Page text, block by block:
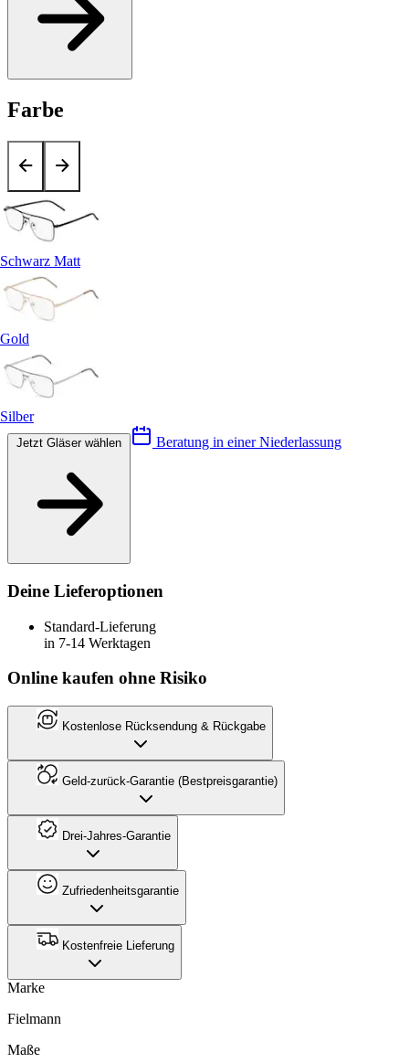
Farbe
Schwarz Matt
Gold
Silber
Beratung in einer Niederlassung
Deine Lieferoptionen
Standard-Lieferung
in 7-14 Werktagen
Online kaufen ohne Risiko
Kostenlose Rücksendung & Rückgabe
Geld-zurück-Garantie (Bestpreisgarantie)
Drei-Jahres-Garantie
Zufriedenheitsgarantie
Kostenfreie Lieferung
Marke
Fielmann
Maße